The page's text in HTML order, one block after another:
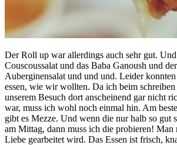
Der Roll up war allerdings auch sehr gut.
Couscoussalat und das Baba Ganoush und
Auberginensalat und und und. Leider
essen, wie wir wollten. Da ich beim schreiben
unserem Besuch dort anscheinend gar nicht
war, muss ich wohl noch einmal hin. Am
gibt es Mezze. Und wenn die nur halb so gut
am Mittag, dann muss ich die probieren! Man
Liebe gearbeitet wird. Das Essen ist frisch,